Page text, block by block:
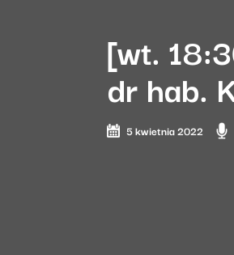
[wt.
dr hab.
5 kwietnia 2022